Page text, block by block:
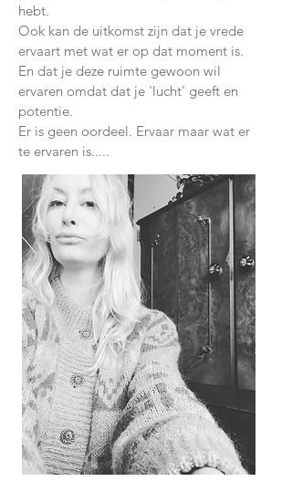
hebt.
Ook kan de uitkomst zijn dat je vrede
ervaart met wat er op dat moment is.
En dat je deze ruimte gewoon wil
ervaren omdat dat je 'lucht' geeft en
potentie.
Er is geen oordeel. Ervaar maar wat er
te ervaren is.....